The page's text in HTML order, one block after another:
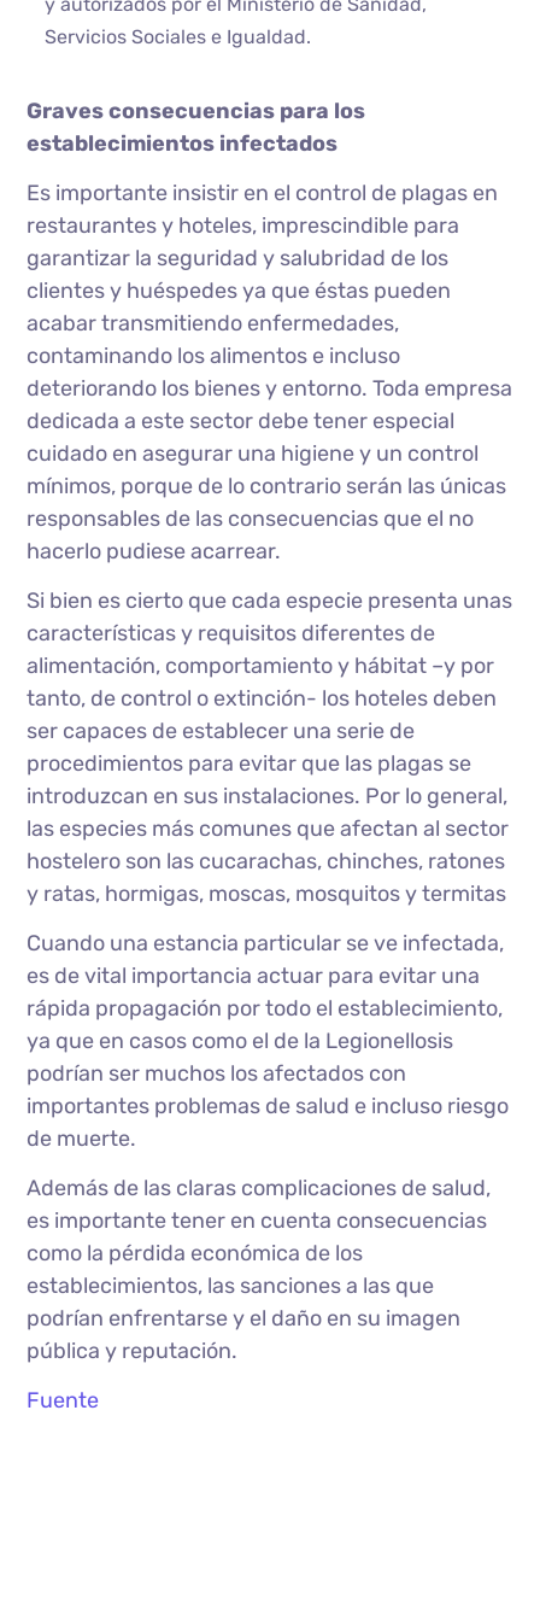
Servicios Sociales e Igualdad.
Graves consecuencias para los
establecimientos infectados
Es importante insistir en el control de plagas en
restaurantes y hoteles, imprescindible para
garantizar la seguridad y salubridad de los
clientes y huéspedes ya que éstas pueden
acabar transmitiendo enfermedades,
contaminando los alimentos e incluso
deteriorando los bienes y entorno. Toda empresa
dedicada a este sector debe tener especial
cuidado en asegurar una higiene y un control
mínimos, porque de lo contrario serán las únicas
responsables de las consecuencias que el no
hacerlo pudiese acarrear.
Si bien es cierto que cada especie presenta unas
características y requisitos diferentes de
alimentación, comportamiento y hábitat –y por
tanto, de control o extinción- los hoteles deben
ser capaces de establecer una serie de
procedimientos para evitar que las plagas se
introduzcan en sus instalaciones. Por lo general,
las especies más comunes que afectan al sector
hostelero son las cucarachas, chinches, ratones
y ratas, hormigas, moscas, mosquitos y termitas
Cuando una estancia particular se ve infectada,
es de vital importancia actuar para evitar una
rápida propagación por todo el establecimiento,
ya que en casos como el de la Legionellosis
podrían ser muchos los afectados con
importantes problemas de salud e incluso riesgo
de muerte.
Además de las claras complicaciones de salud,
es importante tener en cuenta consecuencias
como la pérdida económica de los
establecimientos, las sanciones a las que
podrían enfrentarse y el daño en su imagen
pública y reputación.
Fuente